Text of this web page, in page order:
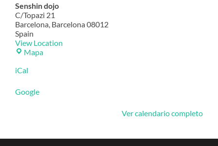
Senshin dojo
C/Topazi 21
Barcelona Barcelona08012
Spain
View Location
MapaSenshin
iCal
Google
Ver calendario completo